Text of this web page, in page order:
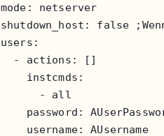
mode: netserver
shutdown_host: false
users:
  - actions: []
    instcmds:
      - all
password:
    username: AUsername